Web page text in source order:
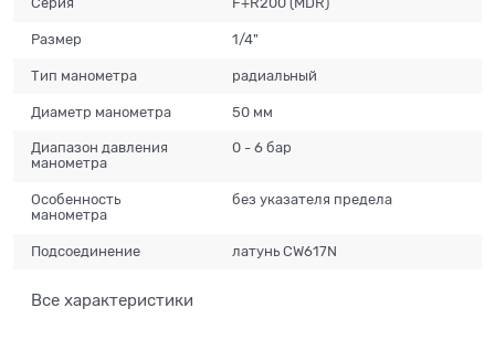
Размер 1/4"
Тип манометра радиальный
Диаметр манометра 50 мм
Диапазон давления
манометра
0 - 6 бар
Особенность
манометра
без указателя предела
Подсоединение латунь CW617N
Все характеристики